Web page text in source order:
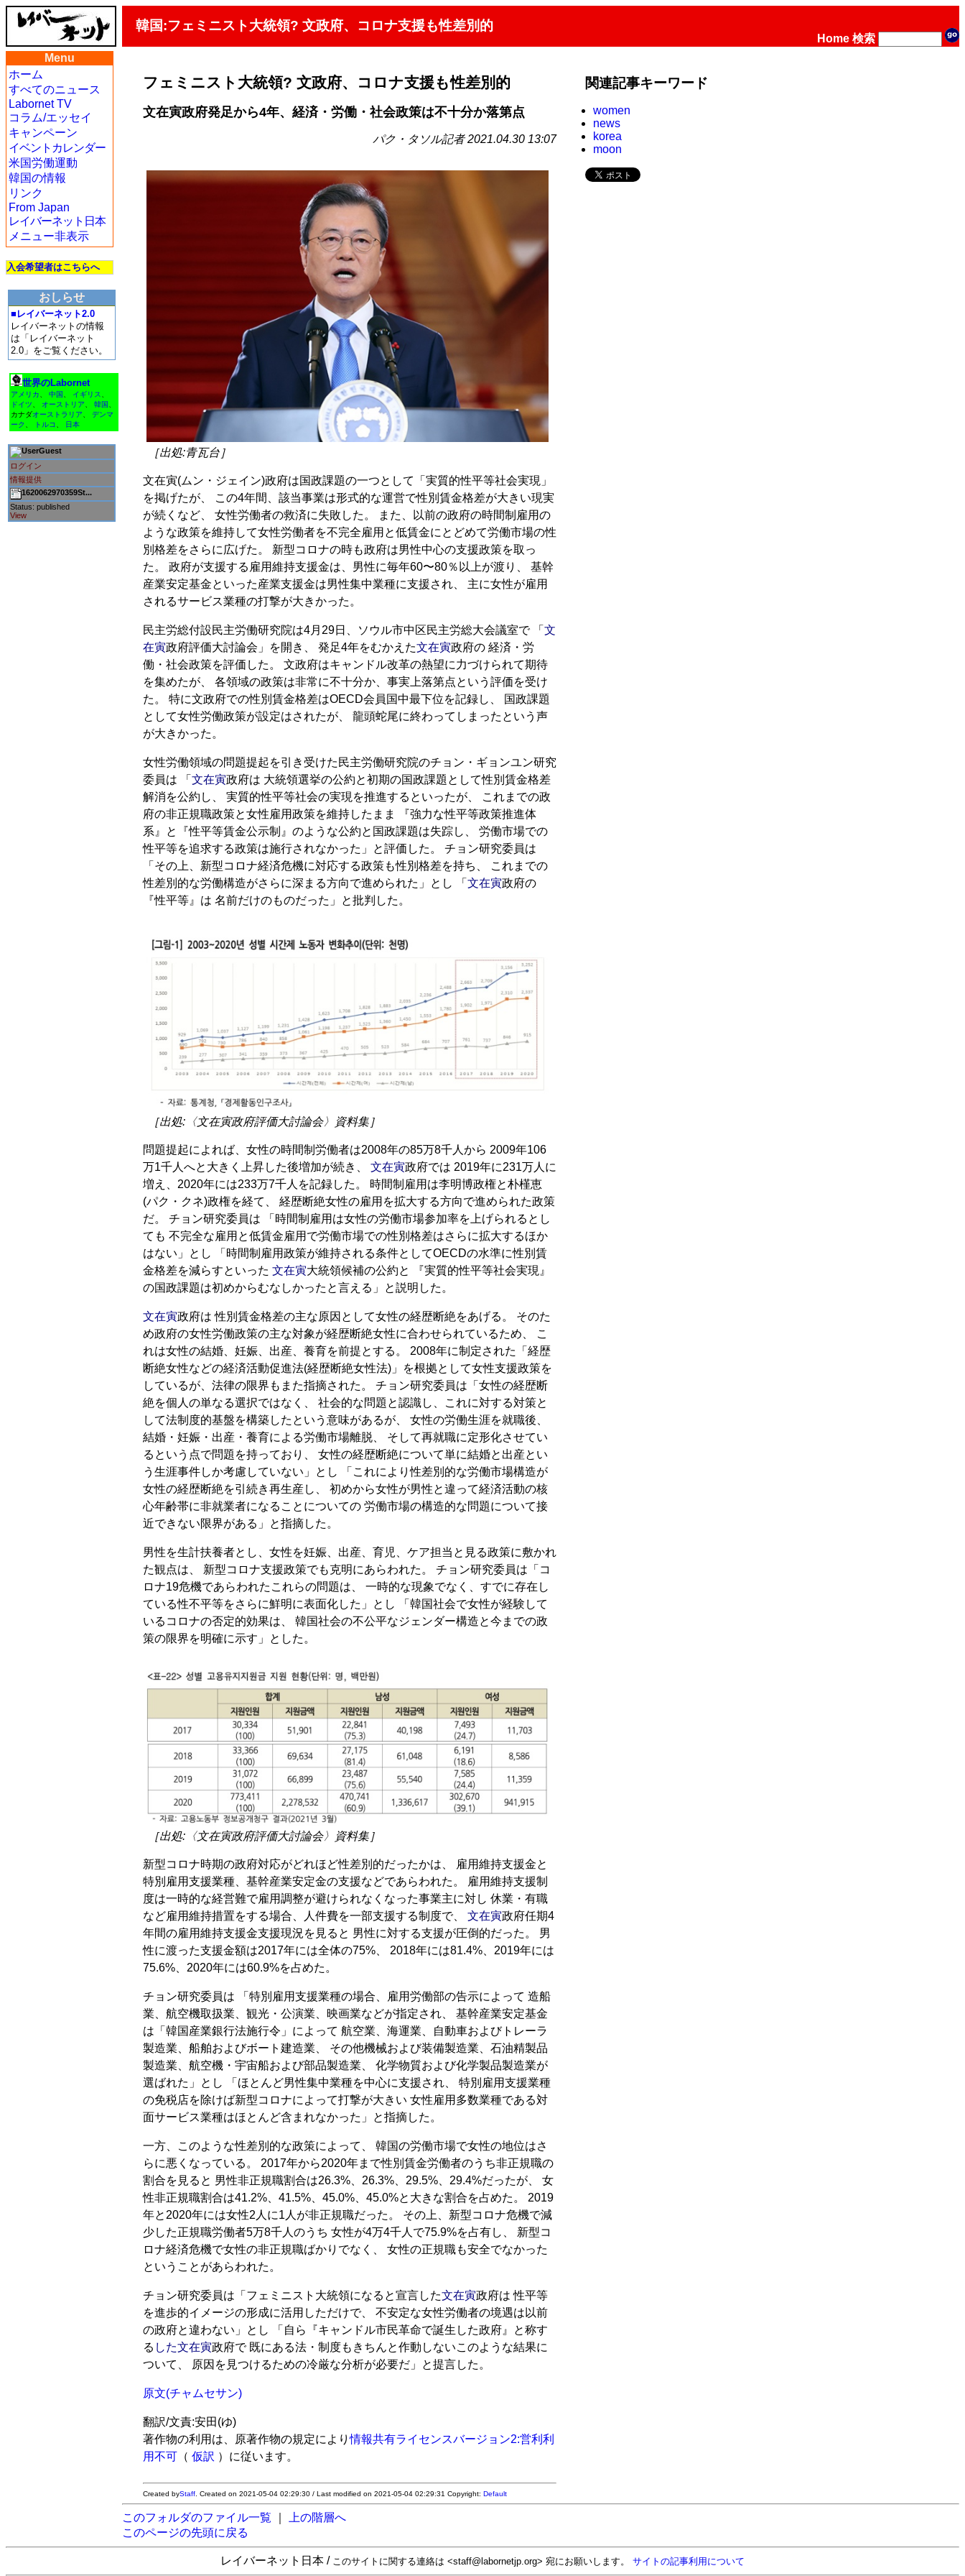
韓国:フェミニスト大統領? 文政府、コロナ支援も性差別的
Home 検索
Menu
ホーム
すべてのニュース
Labornet TV
コラム/エッセイ
キャンペーン
イベントカレンダー
米国労働運動
韓国の情報
リンク
From Japan
レイバーネット日本
メニュー非表示
入会希望者はこちらへ
おしらせ
■レイバーネット2.0
レイバーネットの情報
は「レイバーネット
2.0」をご覧ください。
世界のLabornet
アメリカ 中国 イギリス
ドイツ
オーストリア 韓国
カナダオーストラリア
デンマ
ーク
トルコ 日本
Guest
ログイン
情報提供
1620062970359St...
Status: published
View
フェミニスト大統領? 文政府、コロナ支援も性差別的
文在寅政府発足から4年、経済・労働・社会政策は不十分か落第点
パク・タソル記者 2021.04.30 13:07
［出処:青瓦台］
文在寅(ムン・ジェイン)政府は国政課題の一つとして「実質的性平等社会実現」
を掲げたが、 この4年間、該当事業は形式的な運営で性別賃金格差が大きい現実
が続くなど、 女性労働者の救済に失敗した。 また、以前の政府の時間制雇用の
ような政策を維持して女性労働者を不完全雇用と低賃金にとどめて労働市場の性
別格差をさらに広げた。 新型コロナの時も政府は男性中心の支援政策を取っ
た。 政府が支援する雇用維持支援金は、男性に毎年60〜80％以上が渡り、 基幹
産業安定基金といった産業支援金は男性集中業種に支援され、 主に女性が雇用
されるサービス業種の打撃が大きかった。
民主労総付設民主労働研究院は4月29日、ソウル市中区民主労総大会議室で 「文
在寅政府評価大討論会」を開き、 発足4年をむかえた文在寅政府の 経済・労
働・社会政策を評価した。 文政府はキャンドル改革の熱望に力づけられて期待
を集めたが、 各領域の政策は非常に不十分か、事実上落第点という評価を受け
た。 特に文政府での性別賃金格差はOECD会員国中最下位を記録し、 国政課題
として女性労働政策が設定はされたが、 龍頭蛇尾に終わってしまったという声
が大きかった。
女性労働領域の問題提起を引き受けた民主労働研究院のチョン・ギョンユン研究
委員は 「文在寅政府は 大統領選挙の公約と初期の国政課題として性別賃金格差
解消を公約し、 実質的性平等社会の実現を推進するといったが、 これまでの政
府の非正規職政策と女性雇用政策を維持したまま 『強力な性平等政策推進体
系』と『性平等賃金公示制』のような公約と国政課題は失踪し、 労働市場での
性平等を追求する政策は施行されなかった」と評価した。 チョン研究委員は
「その上、新型コロナ経済危機に対応する政策も性別格差を持ち、 これまでの
性差別的な労働構造がさらに深まる方向で進められた」とし 「文在寅政府の
『性平等』は 名前だけのものだった」と批判した。
［出処:〈文在寅政府評価大討論会〉資料集］
問題提起によれば、女性の時間制労働者は2008年の85万8千人から 2009年106
万1千人へと大きく上昇した後増加が続き、文在寅政府では 2019年に231万人に
増え、2020年には233万7千人を記録した。 時間制雇用は李明博政権と朴槿恵
(パク・クネ)政権を経て、 経歴断絶女性の雇用を拡大する方向で進められた政策
だ。 チョン研究委員は 「時間制雇用は女性の労働市場参加率を上げられるとし
ても 不完全な雇用と低賃金雇用で労働市場での性別格差はさらに拡大するほか
はない」とし 「時間制雇用政策が維持される条件としてOECDの水準に性別賃
金格差を減らすといった文在寅大統領候補の公約と 『実質的性平等社会実現』
の国政課題は初めからむなしかったと言える」と説明した。
文在寅政府は 性別賃金格差の主な原因として女性の経歴断絶をあげる。 そのた
め政府の女性労働政策の主な対象が経歴断絶女性に合わせられているため、 こ
れは女性の結婚、妊娠、出産、養育を前提とする。 2008年に制定された「経歴
断絶女性などの経済活動促進法(経歴断絶女性法)」を根拠として女性支援政策を
しているが、法律の限界もまた指摘された。 チョン研究委員は「女性の経歴断
絶を個人の単なる選択ではなく、 社会的な問題と認識し、これに対する対策と
して法制度的基盤を構築したという意味があるが、 女性の労働生涯を就職後、
結婚・妊娠・出産・養育による労働市場離脱、 そして再就職に定形化させてい
るという点で問題を持っており、 女性の経歴断絶について単に結婚と出産とい
う生涯事件しか考慮していない」とし 「これにより性差別的な労働市場構造が
女性の経歴断絶を引続き再生産し、 初めから女性が男性と違って経済活動の核
心年齢帯に非就業者になることについての 労働市場の構造的な問題について接
近できない限界がある」と指摘した。
男性を生計扶養者とし、女性を妊娠、出産、育児、ケア担当と見る政策に敷かれ
た観点は、 新型コロナ支援政策でも克明にあらわれた。 チョン研究委員は「コ
ロナ19危機であらわれたこれらの問題は、 一時的な現象でなく、すでに存在し
ている性不平等をさらに鮮明に表面化した」とし 「韓国社会で女性が経験して
いるコロナの否定的効果は、 韓国社会の不公平なジェンダー構造と今までの政
策の限界を明確に示す」とした。
［出処:〈文在寅政府評価大討論会〉資料集］
新型コロナ時期の政府対応がどれほど性差別的だったかは、 雇用維持支援金と
特別雇用支援業種、基幹産業安定金の支援などであらわれた。 雇用維持支援制
度は一時的な経営難で雇用調整が避けられなくなった事業主に対し 休業・有職
など雇用維持措置をする場合、人件費を一部支援する制度で、文在寅政府任期4
年間の雇用維持支援金支援現況を見ると 男性に対する支援が圧倒的だった。 男
性に渡った支援金額は2017年には全体の75%、 2018年には81.4%、2019年には
75.6%、2020年には60.9%を占めた。
チョン研究委員は 「特別雇用支援業種の場合、雇用労働部の告示によって 造船
業、航空機取扱業、観光・公演業、映画業などが指定され、 基幹産業安定基金
は「韓国産業銀行法施行令」によって 航空業、海運業、自動車およびトレーラ
製造業、船舶およびボート建造業、 その他機械および装備製造業、石油精製品
製造業、航空機・宇宙船および部品製造業、 化学物質および化学製品製造業が
選ばれた」とし 「ほとんど男性集中業種を中心に支援され、 特別雇用支援業種
の免税店を除けば新型コロナによって打撃が大きい 女性雇用多数業種である対
面サービス業種はほとんど含まれなかった」と指摘した。
一方、このような性差別的な政策によって、 韓国の労働市場で女性の地位はさ
らに悪くなっている。 2017年から2020年まで性別賃金労働者のうち非正規職の
割合を見ると 男性非正規職割合は26.3%、26.3%、29.5%、29.4%だったが、 女
性非正規職割合は41.2%、41.5%、45.0%、45.0%と大きな割合を占めた。 2019
年と2020年には女性2人に1人が非正規職だった。 その上、新型コロナ危機で減
少した正規職労働者5万8千人のうち 女性が4万4千人で75.9%を占有し、 新型コ
ロナ経済危機で女性の非正規職ばかりでなく、 女性の正規職も安全でなかった
ということがあらわれた。
チョン研究委員は「フェミニスト大統領になると宣言した文在寅政府は 性平等
を進歩的イメージの形成に活用しただけで、 不安定な女性労働者の境遇は以前
の政府と違わない」とし 「自ら『キャンドル市民革命で誕生した政府』と称す
る した文在寅政府で 既にある法・制度もきちんと作動しないこのような結果に
ついて、 原因を見つけるための冷厳な分析が必要だ」と提言した。
原文(チャムセサン)
翻訳/文責:安田(ゆ)
著作物の利用は、原著作物の規定により情報共有ライセンスバージョン2:営利利
用不可 （仮訳 ）に従います。
Created byStaff . Created on 2021-05-04 02:29:30 / Last modified on 2021-05-04 02:29:31 Copyright:Default
関連記事キーワード
women
news
korea
moon
このフォルダのファイル一覧
上の階層へ
このページの先頭に戻る
レイバーネット日本 / このサイトに関する連絡は <staff@labornetjp.org> 宛にお願いします。 サイトの記事利用について